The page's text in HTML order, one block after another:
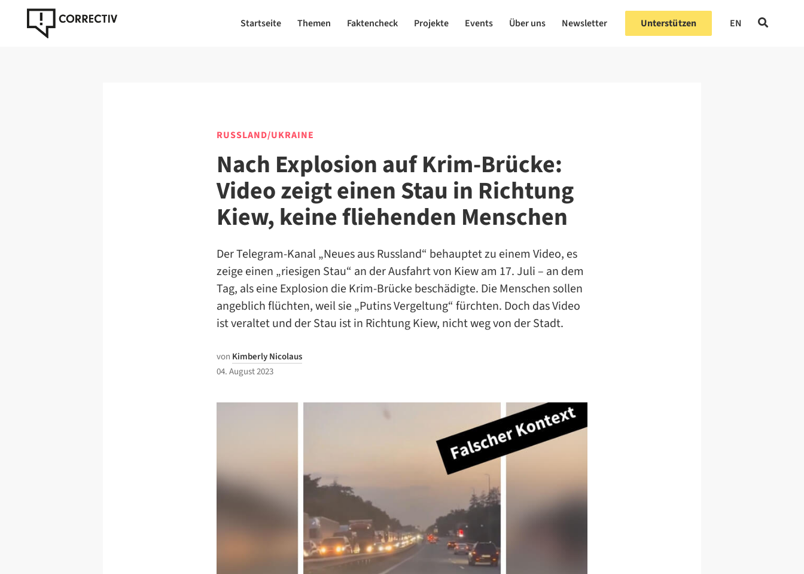
Startseite Themen Faktencheck Projekte Events Über uns Newsletter Unterstützen EN
RUSSLAND/UKRAINE
Nach Explosion auf Krim-Brücke:
Video zeigt einen Stau in Richtung
Kiew, keine fliehenden Menschen
Der Telegram-Kanal „Neues aus Russland“ behauptet zu einem Video, es
zeige einen „riesigen Stau“ an der Ausfahrt von Kiew am 17. Juli – an dem
Tag, als eine Explosion die Krim-Brücke beschädigte. Die Menschen sollen
angeblich flüchten, weil sie „Putins Vergeltung“ fürchten. Doch das Video
ist veraltet und der Stau ist in Richtung Kiew, nicht weg von der Stadt.
von Kimberly Nicolaus
04. August 2023